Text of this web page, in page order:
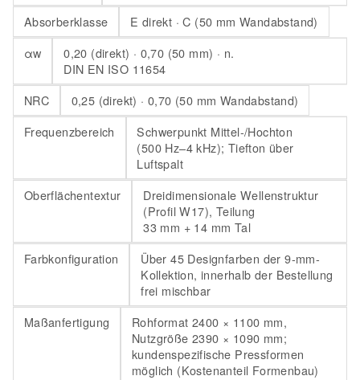
Absorberklasse
E direkt · C (50 mm Wandabstand)
αw
0,20 (direkt) · 0,70 (50 mm) · n.
DIN EN ISO 11654
NRC
0,25 (direkt) · 0,70 (50 mm Wandabstand)
Frequenzbereich
Schwerpunkt Mittel-/Hochton
(500 Hz–4 kHz); Tiefton über
Luftspalt
Oberflächentextur
Dreidimensionale Wellenstruktur
(Profil W17), Teilung
33 mm + 14 mm Tal
Farbkonfiguration
Über 45 Designfarben der 9-mm-
Kollektion, innerhalb der Bestellung
frei mischbar
Maßanfertigung
Rohformat 2400 × 1100 mm,
Nutzgröße 2390 × 1090 mm;
kundenspezifische Pressformen
möglich (Kostenanteil Formenbau)